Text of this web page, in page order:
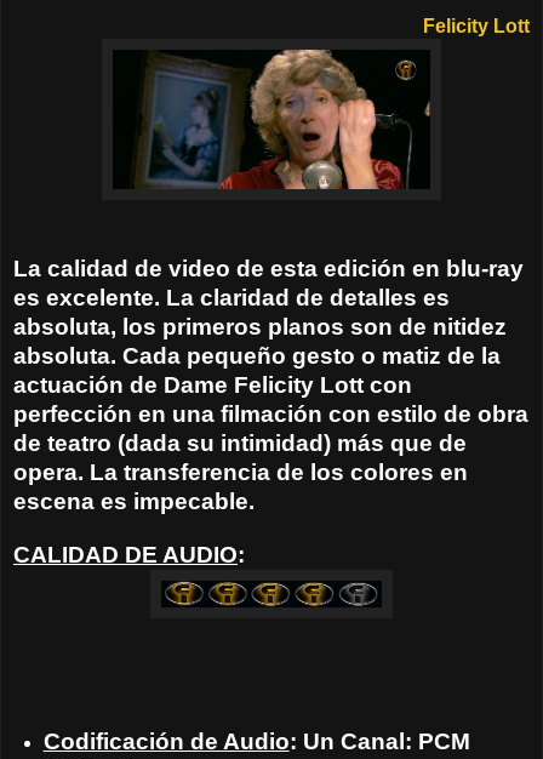
Felicity Lott
La calidad de video de esta edición en blu-ray
es excelente. La claridad de detalles es
absoluta, los primeros planos son de nitidez
absoluta. Cada pequeño gesto o matiz de la
actuación de Dame Felicity Lott con
perfección en una filmación con estilo de obra
de teatro (dada su intimidad) más que de
opera. La transferencia de los colores en
escena es impecable.
CALIDAD DE AUDIO:
Codificación de Audio: Un Canal: PCM